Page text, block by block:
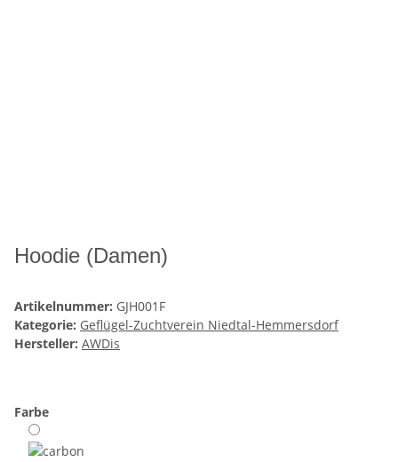
Hoodie (Damen)
Artikelnummer: GJH001F
Kategorie: Geflügel-Zuchtverein Niedtal-Hemmersdorf
Hersteller: AWDis
Farbe